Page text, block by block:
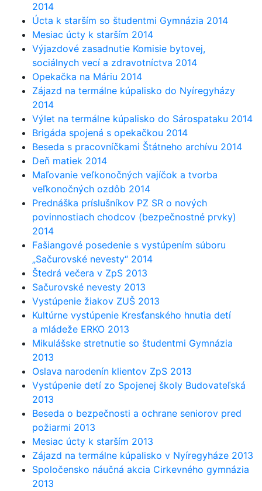
2014
Úcta k starším so študentmi Gymnázia 2014
Mesiac úcty k starším 2014
Výjazdové zasadnutie Komisie bytovej,
sociálnych vecí a zdravotníctva 2014
Opekačka na Máriu 2014
Zájazd na termálne kúpalisko do Nyíregyházy
2014
Výlet na termálne kúpalisko do Sárospataku 2014
Brigáda spojená s opekačkou 2014
Beseda s pracovníčkami Štátneho archívu 2014
Deň matiek 2014
Maľovanie veľkonočných vajíčok a tvorba
veľkonočných ozdôb 2014
Prednáška príslušníkov PZ SR o nových
povinnostiach chodcov (bezpečnostné prvky)
2014
Fašiangové posedenie s vystúpením súboru
„Sačurovské nevesty“ 2014
Štedrá večera v ZpS 2013
Sačurovské nevesty 2013
Vystúpenie žiakov ZUŠ 2013
Kultúrne vystúpenie Kresťanského hnutia detí
a mládeže ERKO 2013
Mikulášske stretnutie so študentmi Gymnázia
2013
Oslava narodenín klientov ZpS 2013
Vystúpenie detí zo Spojenej školy Budovateľská
2013
Beseda o bezpečnosti a ochrane seniorov pred
požiarmi 2013
Mesiac úcty k starším 2013
Zájazd na termálne kúpalisko v Nyíregyháze 2013
Spoločensko náučná akcia Cirkevného gymnázia
2013